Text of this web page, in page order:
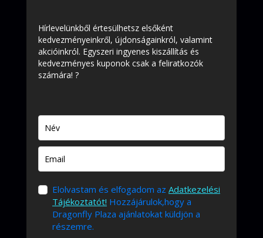
Hírlevelünkből értesülhetsz elsőként
kedvezményeinkről, újdonságainkról, valamint
akcióinkról. Egyszeri ingyenes kiszállítás és
kedvezményes kuponok csak a feliratkozók
számára! ?
Elolvastam és elfogadom az Adatkezelési
Tájékoztatót! Hozzájárulok,hogy a
Dragonfly Plaza ajánlatokat küldjön a
részemre.